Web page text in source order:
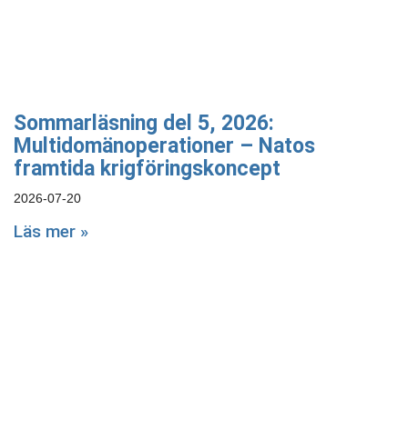
Sommarläsning del 5, 2026:
Multidomänoperationer – Natos
framtida krigföringskoncept
2026-07-20
Läs mer »